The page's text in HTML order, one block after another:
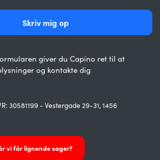
vi får lignende sager?
giver du Capino ret til at
og kontakte dig
30581199 - Vestergade 29-31, 1456